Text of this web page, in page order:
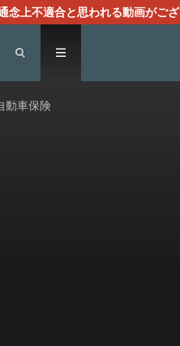
念上不適合と思われる動画がござ
動車保険